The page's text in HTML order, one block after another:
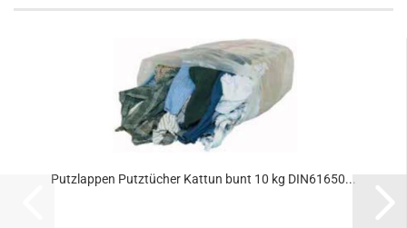
Putzlappen Putztücher Kattun bunt 10 kg DIN61650...